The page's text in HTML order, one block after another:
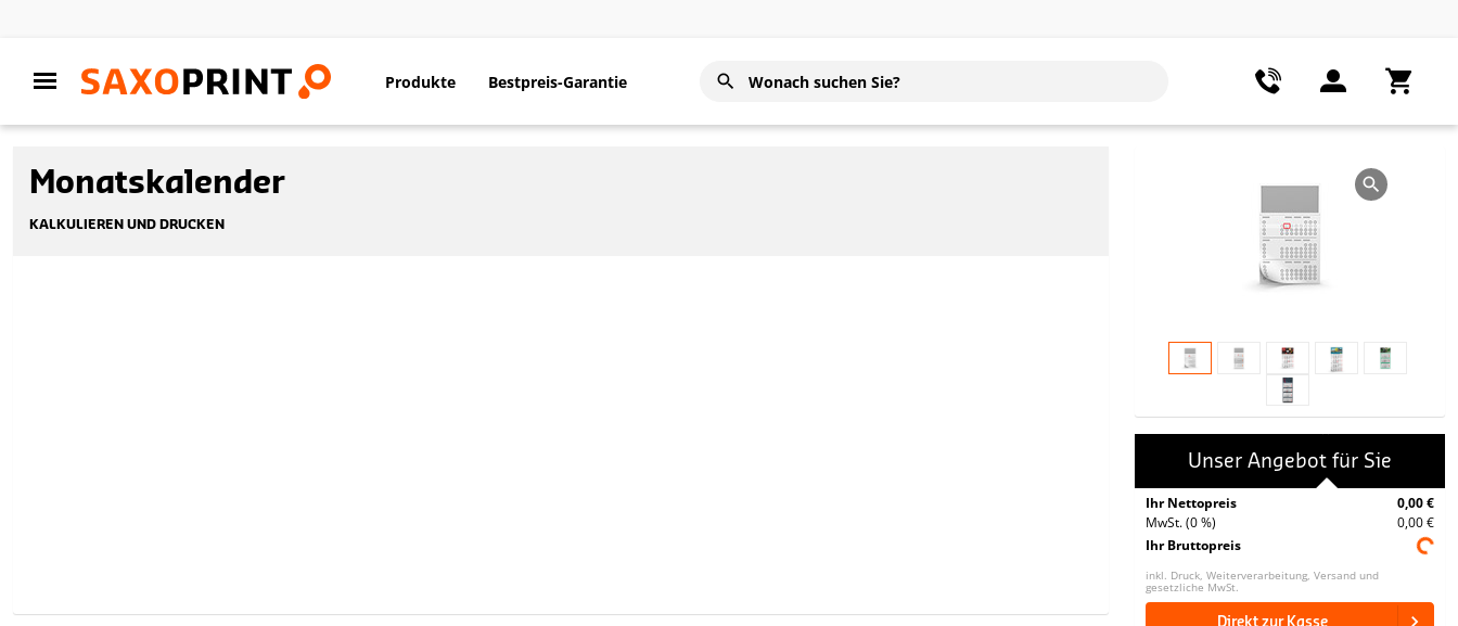
Produkte Bestpreis-Garantie
Monatskalender
KALKULIEREN UND DRUCKEN
Unser Angebot für Sie
Ihr Nettopreis
0,00 €
MwSt. (0 %)
0,00 €
Ihr Bruttopreis
inkl. Druck, Weiterverarbeitung, Versand und
gesetzliche MwSt.
Direkt zur Kasse